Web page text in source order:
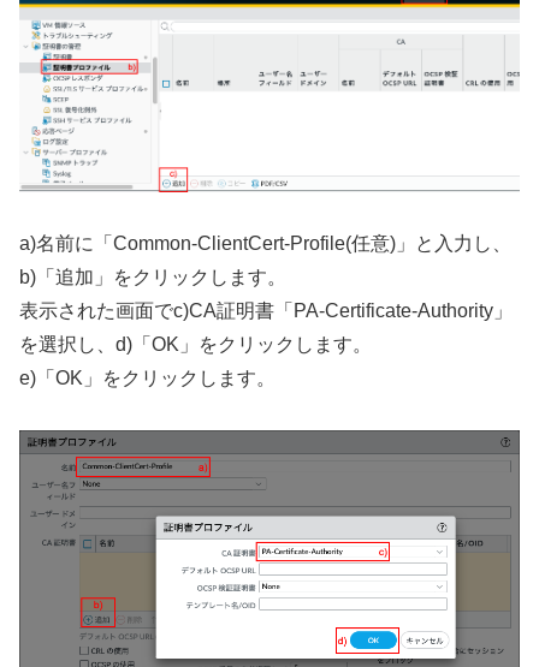
a)名前に「Common-ClientCert-Profile(任意)」と入力し、
b)「追加」をクリックします。
表示された画面でc)CA証明書「PA-Certificate-Authority」
を選択し、d)「OK」をクリックします。
e)「OK」をクリックします。